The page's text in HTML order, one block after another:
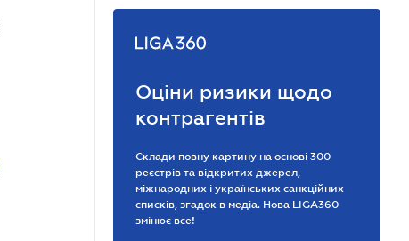
Оціни ризики щодо
контрагентів
Склади повну картину на основі 300
реєстрів та відкритих джерел,
міжнародних і українських санкційних
списків, згадок в медіа. Нова LIGA360
змінює все!